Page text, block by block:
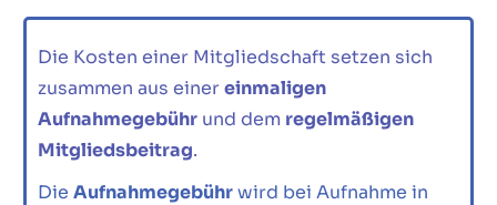
Die Kosten einer Mitgliedschaft setzen sich
zusammen aus einereinmaligen
Aufnahmegebührund dem regelmäßigen
Mitgliedsbeitrag.
Die Aufnahmegebührwird bei Aufnahme in